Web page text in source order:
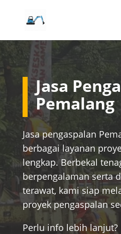
Jasa
Pemalang
Jasa pengaspalan
berbagai layanan
lengkap. Berbekal
berpengalaman serta
terawat, kami siap
proyek pengaspalan
Perlu info lebih lanjut?